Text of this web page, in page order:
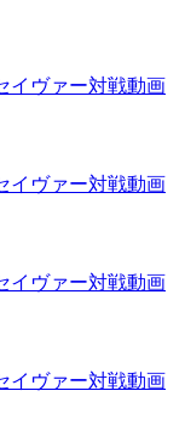
イヴァー対戦動画
イヴァー対戦動画
イヴァー対戦動画
イヴァー対戦動画